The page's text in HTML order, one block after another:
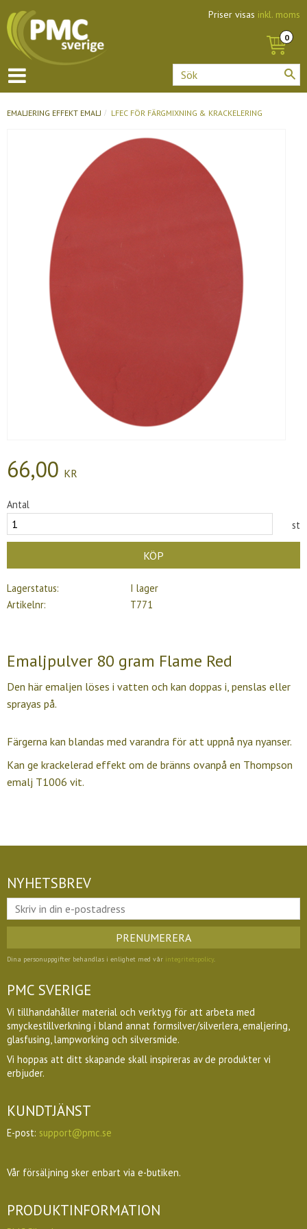
Priser visas inkl. moms
EMALJERING EFFEKT EMALJ LFEC FÖR FÄRGMIXNING & KRACKELERING
66,00 KR
Antal
st
KÖP
Lagerstatus
I lager
Artikelnr
T771
Emaljpulver 80 gram Flame Red
Den här emaljen löses i vatten och kan doppas i, penslas eller
sprayas på.
Färgerna kan blandas med varandra för att uppnå nya nyanser.
Kan ge krackelerad effekt om de bränns ovanpå en Thompson
emalj T1006 vit.
NYHETSBREV
PRENUMERERA
Dina personuppgifter behandlas i enlighet med vår integritetspolicy
PMC SVERIGE
Vi tillhandahåller material och verktyg för att arbeta med
smyckestillverkning i bland annat formsilver/silverlera, emaljering,
glasfusing, lampworking och silversmide.
Vi hoppas att ditt skapande skall inspireras av de produkter vi
erbjuder.
KUNDTJÄNST
E-post: support@pmc.se
Vår försäljning sker enbart via e-butiken.
PRODUKTINFORMATION